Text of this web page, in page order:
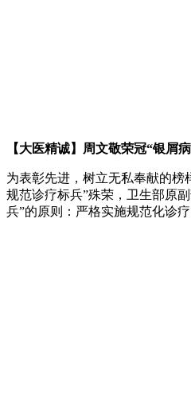
【大医精诚】周文敬荣冠“银屑
为表彰先进，树立无私奉献的榜
规范诊疗标兵”殊荣，卫生部原
兵”的原则：严格实施规范化诊